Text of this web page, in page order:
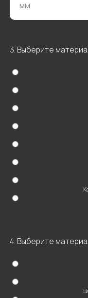
3. Выберите
4. Выберите
Остались
Введите свои